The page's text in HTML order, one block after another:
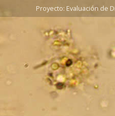
Evaluación de